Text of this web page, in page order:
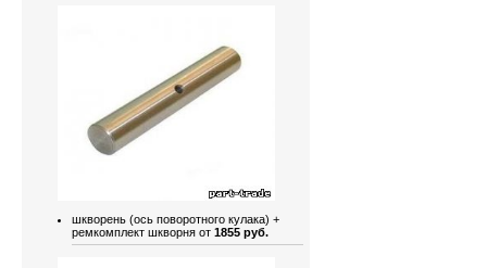
шкворень (ось поворотного кулака) +
ремкомплект шкворня от 1855 руб.